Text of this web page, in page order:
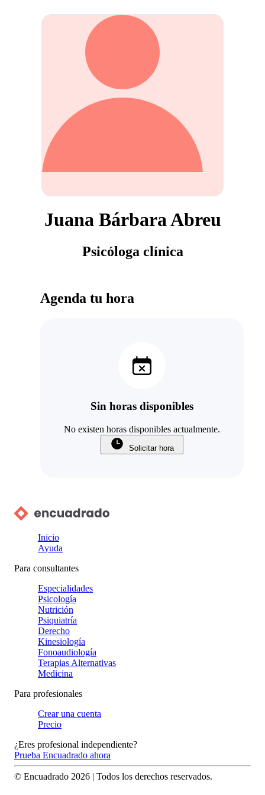
Juana Bárbara Abreu
Psicóloga clínica
Agenda tu hora
Sin horas disponibles
No existen horas disponibles actualmente.
Solicitar hora
Inicio
Ayuda
Para consultantes
Especialidades
Psicología
Nutrición
Psiquiatría
Derecho
Kinesiología
Fonoaudiología
Terapias Alternativas
Medicina
Para profesionales
Crear una cuenta
Precio
¿Eres profesional independiente?
Prueba Encuadrado ahora
© Encuadrado 2026 | Todos los derechos reservados.